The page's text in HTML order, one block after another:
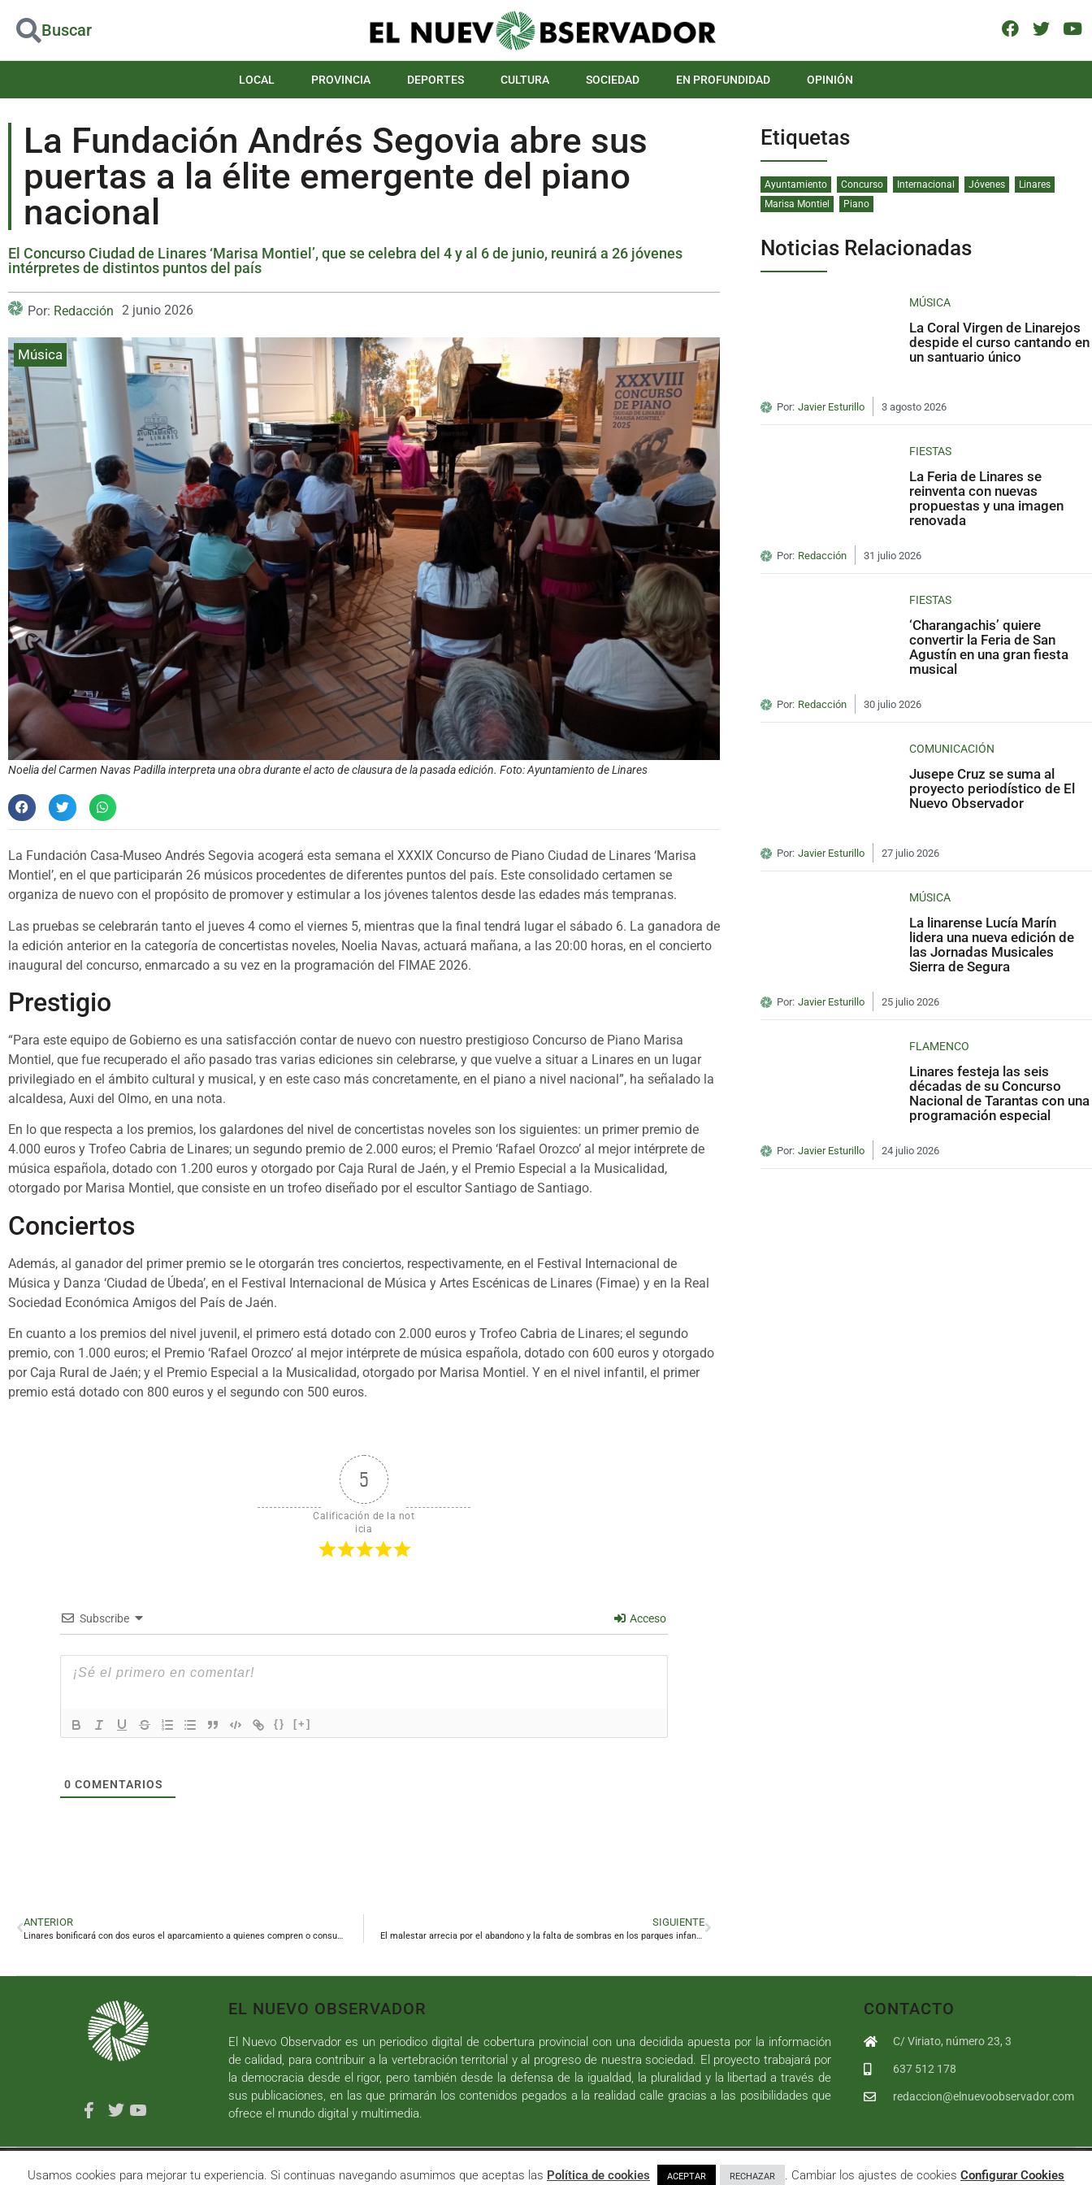
Buscar
LOCAL PROVINCIA DEPORTES CULTURA SOCIEDAD EN PROFUNDIDAD OPINIÓN
La Fundación Andrés Segovia abre sus
puertas a la élite emergente del piano
nacional
El Concurso Ciudad de Linares ‘Marisa Montiel’, que se celebra del 4 y al 6 de junio, reunirá a 26 jóvenes
intérpretes de distintos puntos del país
Por: Redacción 2 junio 2026
Música
Noelia del Carmen Navas Padilla interpreta una obra durante el acto de clausura de la pasada edición. Foto: Ayuntamiento de Linares
La Fundación Casa-Museo Andrés Segovia acogerá esta semana el XXXIX Concurso de Piano Ciudad de Linares ‘Marisa
Montiel’, en el que participarán 26 músicos procedentes de diferentes puntos del país. Este consolidado certamen se
organiza de nuevo con el propósito de promover y estimular a los jóvenes talentos desde las edades más tempranas.
Las pruebas se celebrarán tanto el jueves 4 como el viernes 5, mientras que la final tendrá lugar el sábado 6. La ganadora de
la edición anterior en la categoría de concertistas noveles, Noelia Navas, actuará mañana, a las 20:00 horas, en el concierto
inaugural del concurso, enmarcado a su vez en la programación del FIMAE 2026.
Prestigio
“Para este equipo de Gobierno es una satisfacción contar de nuevo con nuestro prestigioso Concurso de Piano Marisa
Montiel, que fue recuperado el año pasado tras varias ediciones sin celebrarse, y que vuelve a situar a Linares en un lugar
privilegiado en el ámbito cultural y musical, y en este caso más concretamente, en el piano a nivel nacional”, ha señalado la
alcaldesa, Auxi del Olmo, en una nota.
En lo que respecta a los premios, los galardones del nivel de concertistas noveles son los siguientes: un primer premio de
4.000 euros y Trofeo Cabria de Linares; un segundo premio de 2.000 euros; el Premio ‘Rafael Orozco’ al mejor intérprete de
música española, dotado con 1.200 euros y otorgado por Caja Rural de Jaén, y el Premio Especial a la Musicalidad,
otorgado por Marisa Montiel, que consiste en un trofeo diseñado por el escultor Santiago de Santiago.
Conciertos
Además, al ganador del primer premio se le otorgarán tres conciertos, respectivamente, en el Festival Internacional de
Música y Danza ‘Ciudad de Úbeda’, en el Festival Internacional de Música y Artes Escénicas de Linares (Fimae) y en la Real
Sociedad Económica Amigos del País de Jaén.
En cuanto a los premios del nivel juvenil, el primero está dotado con 2.000 euros y Trofeo Cabria de Linares; el segundo
premio, con 1.000 euros; el Premio ‘Rafael Orozco’ al mejor intérprete de música española, dotado con 600 euros y otorgado
por Caja Rural de Jaén; y el Premio Especial a la Musicalidad, otorgado por Marisa Montiel. Y en el nivel infantil, el primer
premio está dotado con 800 euros y el segundo con 500 euros.
5
Calificación de la not
icia
Subscribe Acceso
{} [+]
0 COMENTARIOS
ANTERIOR
Linares bonificará con dos euros el aparcamiento a quienes compren o consuman más de 30 euros
SIGUIENTE
El malestar arrecia por el abandono y la falta de sombras en los parques infantiles de Linares
Etiquetas
Ayuntamiento Concurso Internacional Jóvenes
Linares
Marisa Montiel
Piano
Noticias Relacionadas
MÚSICA
La Coral Virgen de Linarejos
despide el curso cantando en
un santuario único
Por: Javier Esturillo 3 agosto 2026
FIESTAS
La Feria de Linares se
reinventa con nuevas
propuestas y una imagen
renovada
Por: Redacción 31 julio 2026
FIESTAS
‘Charangachis’ quiere
convertir la Feria de San
Agustín en una gran fiesta
musical
Por: Redacción 30 julio 2026
COMUNICACIÓN
Jusepe Cruz se suma al
proyecto periodístico de El
Nuevo Observador
Por: Javier Esturillo 27 julio 2026
MÚSICA
La linarense Lucía Marín
lidera una nueva edición de
las Jornadas Musicales
Sierra de Segura
Por: Javier Esturillo 25 julio 2026
FLAMENCO
Linares festeja las seis
décadas de su Concurso
Nacional de Tarantas con una
programación especial
Por: Javier Esturillo 24 julio 2026
EL NUEVO OBSERVADOR
El Nuevo Observador es un periodico digital de cobertura provincial con una decidida apuesta por la información
de calidad, para contribuir a la vertebración territorial y al progreso de nuestra sociedad. El proyecto trabajará por
la democracia desde el rigor, pero también desde la defensa de la igualdad, la pluralidad y la libertad a través de
sus publicaciones, en las que primarán los contenidos pegados a la realidad calle gracias a las posibilidades que
ofrece el mundo digital y multimedia.
CONTACTO
C/ Viriato, número 23, 3
637 512 178
redaccion@elnuevoobservador.com
|Política de Privacidad|Política de cookies
Usamos cookies para mejorar tu experiencia. Si continuas navegando asumimos que aceptas las Política de cookies ACEPTAR RECHAZAR . Cambiar los ajustes de cookies Configurar Cookies